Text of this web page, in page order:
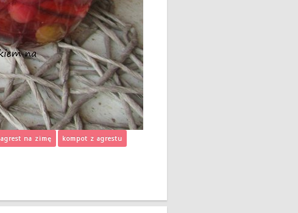
agrest na zimę
kompot z agrestu